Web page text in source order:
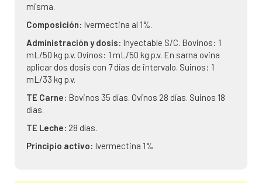
misma.
Composición: Ivermectina al 1%.
Administración y dosis: Inyectable S/C. Bovinos: 1
mL/50 kg p.v. Ovinos: 1 mL/50 kg p.v. En sarna ovina
aplicar dos dosis con 7 días de intervalo. Suinos: 1
mL/33 kg p.v.
TE Carne: Bovinos 35 días. Ovinos 28 días. Suinos 18
días.
TE Leche: 28 días.
Principio activo: Ivermectina 1%